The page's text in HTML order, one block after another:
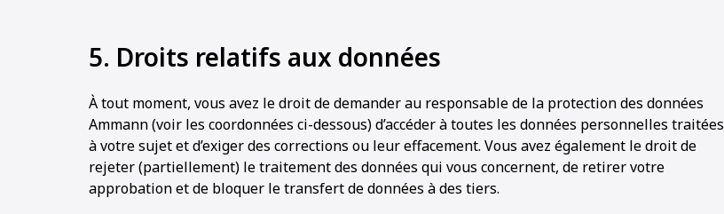
5. Droits relatifs aux données
À tout moment, vous avez le droit de demander au responsable de la protection des données
Ammann (voir les coordonnées ci-dessous) d’accéder à toutes les données personnelles traitées
à votre sujet et d’exiger des corrections ou leur effacement. Vous avez également le droit de
rejeter (partiellement) le traitement des données qui vous concernent, de retirer votre
approbation et de bloquer le transfert de données à des tiers.